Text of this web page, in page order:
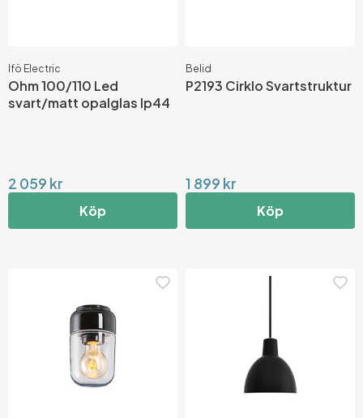
Ifö Electric
Ohm 100/110 Led
svart/matt opalglas Ip44
2 059 kr
Köp
Belid
P2193 Cirklo Svartstruktur
1 899 kr
Köp